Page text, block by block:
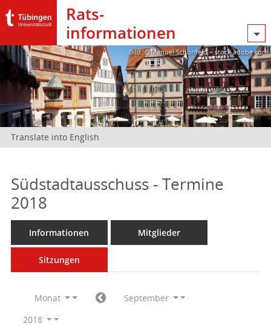
Rats­
informationen
Bild: @Manuel Schönfeld – stock.adobe.com
Translate into English
Südstadtausschuss - Termine
2018
Informationen Mitglieder
Sitzungen
Monat
September
2018